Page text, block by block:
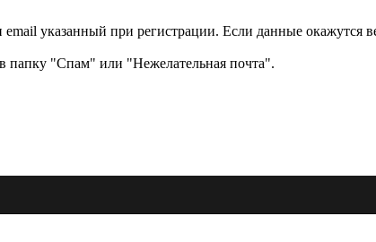
указанный при регистрации. Если данные окажутся
папку "Спам" или "Нежелательная почта".